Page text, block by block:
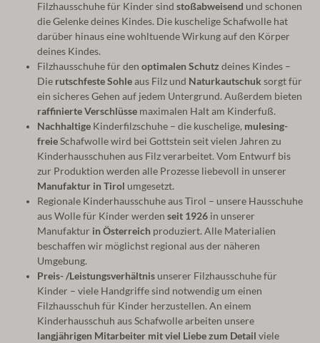
Filzhausschuhe für Kinder sind stoßabweisend und schonen
die Gelenke deines Kindes. Die kuschelige Schafwolle hat
darüber hinaus eine wohltuende Wirkung auf den Körper
deines Kindes.
Filzhausschuhe für den optimalen Schutz deines Kindes –
Die rutschfeste Sohleaus Filz und Naturkautschuksorgt für
ein sicheres Gehen auf jedem Untergrund. Außerdem bieten
raffinierte Verschlüsse maximalen Halt am Kinderfuß.
Nachhaltige Kinderfilzschuhe – die kuschelige, mulesing-
freieSchafwolle wird bei Gottstein seit vielen Jahren zu
Kinderhausschuhen aus Filz verarbeitet. Vom Entwurf bis
zur Produktion werden alle Prozesse liebevoll in unserer
Manufaktur in Tirol umgesetzt.
Regionale Kinderhausschuhe aus Tirol – unsere Hausschuhe
aus Wolle für Kinder werden seit 1926 in unserer
Manufaktur in Österreich produziert. Alle Materialien
beschaffen wir möglichst regional aus der näheren
Umgebung.
Preis- /Leistungsverhältnis unserer Filzhausschuhe für
Kinder – viele Handgriffe sind notwendig um einen
Filzhausschuh für Kinder herzustellen. An einem
Kinderhausschuh aus Schafwolle arbeiten unsere
langjährigen Mitarbeiter mit viel Liebe zum Detail viele